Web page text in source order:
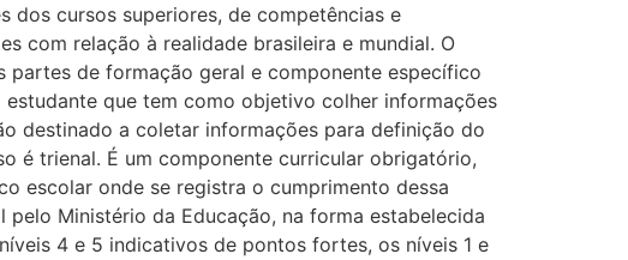
dos cursos superiores, de competências e
com relação à realidade brasileira e mundial. O
partes de formação geral e componente específico
que tem como objetivo colher informações
destinado a coletar informações para definição do
é trienal. É um componente curricular obrigatório,
escolar onde se registra o cumprimento dessa
Ministério da Educação, na forma estabelecida
4 e 5 indicativos de pontos fortes, os níveis 1 e